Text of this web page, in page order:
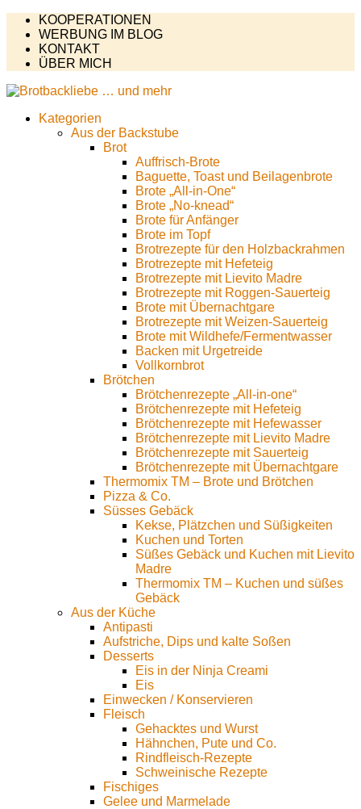
KOOPERATIONEN
WERBUNG IM BLOG
KONTAKT
ÜBER MICH
Kategorien
Aus der Backstube
Brot
Auffrisch-Brote
Baguette, Toast und Beilagenbrote
Brote „All-in-One“
Brote „No-knead“
Brote für Anfänger
Brote im Topf
Brotrezepte für den Holzbackrahmen
Brotrezepte mit Hefeteig
Brotrezepte mit Lievito Madre
Brotrezepte mit Roggen-Sauerteig
Brote mit Übernachtgare
Brotrezepte mit Weizen-Sauerteig
Brote mit Wildhefe/Fermentwasser
Backen mit Urgetreide
Vollkornbrot
Brötchen
Brötchenrezepte „All-in-one“
Brötchenrezepte mit Hefeteig
Brötchenrezepte mit Hefewasser
Brötchenrezepte mit Lievito Madre
Brötchenrezepte mit Sauerteig
Brötchenrezepte mit Übernachtgare
Thermomix TM – Brote und Brötchen
Pizza & Co.
Süsses Gebäck
Kekse, Plätzchen und Süßigkeiten
Kuchen und Torten
Süßes Gebäck und Kuchen mit Lievito
Madre
Thermomix TM – Kuchen und süßes
Gebäck
Aus der Küche
Antipasti
Aufstriche, Dips und kalte Soßen
Desserts
Eis in der Ninja Creami
Eis
Einwecken / Konservieren
Fleisch
Gehacktes und Wurst
Hähnchen, Pute und Co.
Rindfleisch-Rezepte
Schweinische Rezepte
Fischiges
Gelee und Marmelade